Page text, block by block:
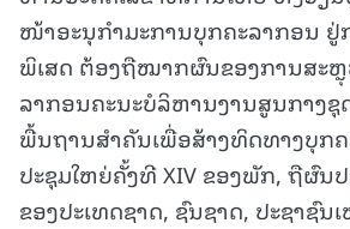
ໜ້າອະນຸກຳມະການບຸກຄະລາກອນ ຢູ່
ພິເສດ ຕ້ອງຖືໝາກຜົນຂອງການສະ
ລາກອນຄະນະບໍລິຫານງານສູນກາງຊຸ
ພື້ນຖານສຳຄັນເພື່ອສ້າງທິດທາງບຸກ
ປະຊຸມໃຫຍ່ຄັ້ງທີ XIV ຂອງພັກ, ຖືຜົນ
ຂອງປະເທດຊາດ, ຊົນຊາດ, ປະຊາຊົ